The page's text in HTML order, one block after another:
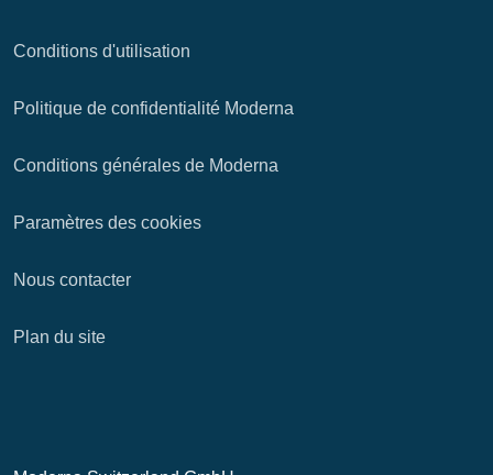
Conditions d'utilisation
Politique de confidentialité Moderna
Conditions générales de Moderna
Paramètres des cookies
Nous contacter
Plan du site